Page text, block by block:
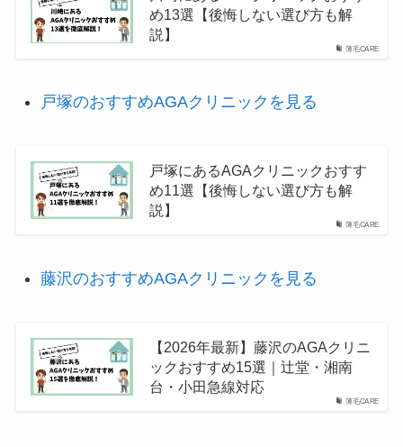
薄毛CARE
め13選【後悔しない選び方も解
説】
戸塚のおすすめAGAクリニックを見る
薄毛CARE
戸塚にあるAGAクリニックおすす
め11選【後悔しない選び方も解
説】
藤沢のおすすめAGAクリニックを見る
薄毛CARE
【2026年最新】藤沢のAGAクリニ
ックおすすめ15選｜辻堂・湘南
台・小田急線対応